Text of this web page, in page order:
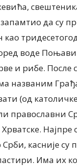
запамтио да су
као
воде
и рибе. После
названим
(од
православни
Најпре
касније су
Има их